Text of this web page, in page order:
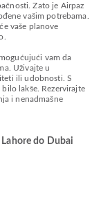
Zato je Airpaz
vašim potrebama.
vaše planove
vam da
Uživajte u
ili udobnosti. S
lakše. Rezervirajte
i nenadmašne
do Dubai